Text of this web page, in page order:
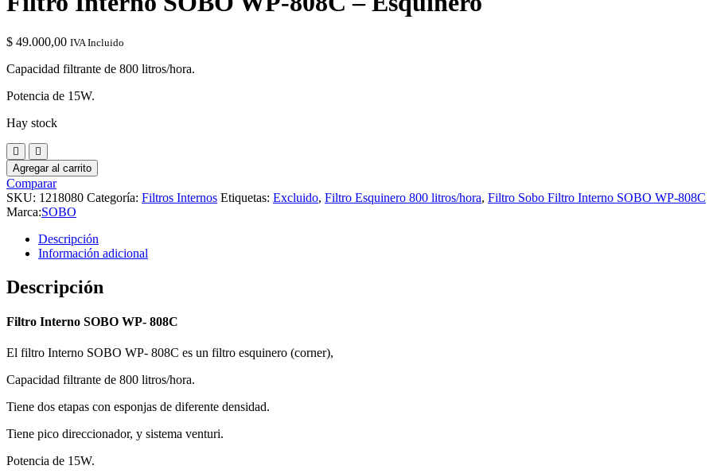
$ 49.000,00 IVA Incluido
Capacidad filtrante de 800 litros/hora.
Potencia de 15W.
Hay stock
Agregar al carrito
Comparar
SKU: 1218080 Categoría: Filtros Internos Etiquetas: Excluido, Filtro Esquinero 800 litros/hora, Filtro Sobo Filtro Interno SOBO WP-808C
Marca:SOBO
Descripción
Información adicional
Descripción
Filtro Interno SOBO WP- 808C
El filtro Interno SOBO WP- 808C es un filtro esquinero (corner),
Capacidad filtrante de 800 litros/hora.
Tiene dos etapas con esponjas de diferente densidad.
Tiene pico direccionador, y sistema venturi.
Potencia de 15W.